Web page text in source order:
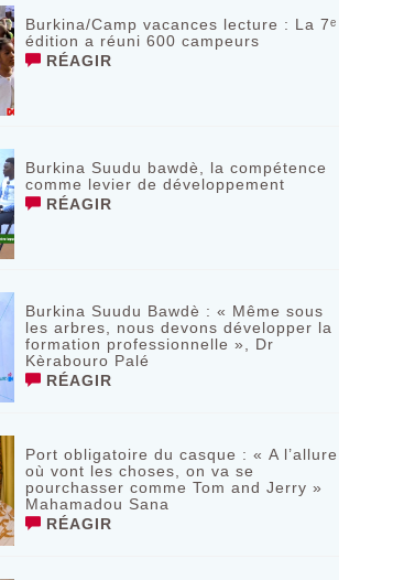
Burkina/Camp vacances lecture : La 7ᵉ
édition a réuni 600 campeurs
RÉAGIR
Burkina Suudu bawdè, la compétence
comme levier de développement
RÉAGIR
Burkina Suudu Bawdè : « Même sous
les arbres, nous devons développer la
formation professionnelle », Dr
Kèrabouro Palé
RÉAGIR
Port obligatoire du casque : « A l’allure
où vont les choses, on va se
pourchasser comme Tom and Jerry »
Mahamadou Sana
RÉAGIR